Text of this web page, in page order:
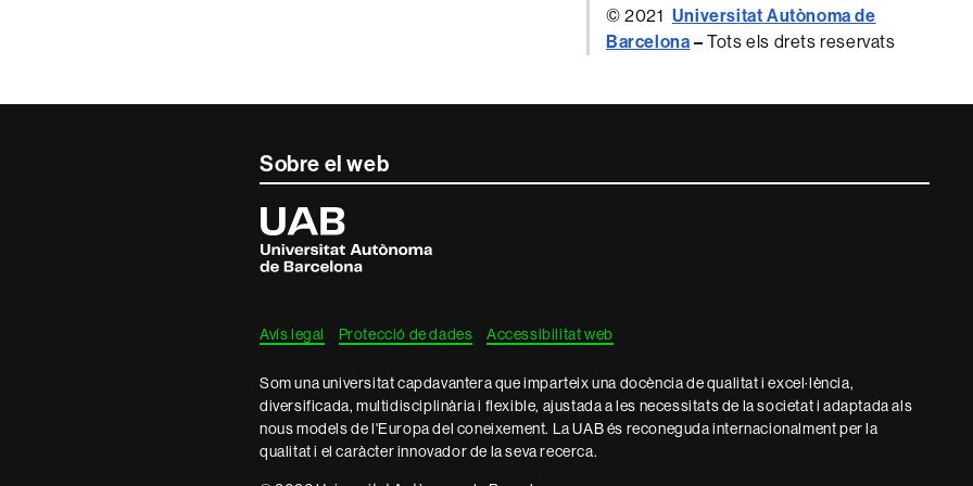
© 2021 Universitat Autònoma de
Barcelona –Tots els drets reservats
Sobre el web
Universitat
Autònoma
de
Barcelona
Avís legal Protecció de dades Accessibilitat web
Som una universitat capdavantera que imparteix una docència de qualitat i excel·lència,
diversificada, multidisciplinària i flexible, ajustada a les necessitats de la societat i adaptada als
nous models de l'Europa del coneixement. La UAB és reconeguda internacionalment per la
qualitat i el caràcter innovador de la seva recerca.